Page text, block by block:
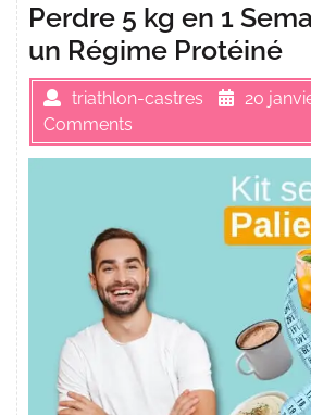
Perdre 5 kg en 1
un Régime Protéiné
triathlon-castres 20
Comments